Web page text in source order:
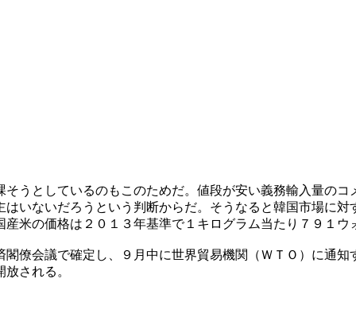
うとしているのもこのためだ。値段が安い義務輸入量の
いないだろうという判断からだ。そうなると韓国市場に
米の価格は２０１３年基準で１キログラム当たり７９１ウ
僚会議で確定し、９月中に世界貿易機関（ＷＴＯ）に通
される。